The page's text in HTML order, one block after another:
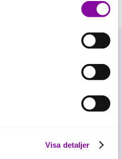
användning av kakor
enligt ovan, inte att ske,
för att hemsidan
Visa detaljer